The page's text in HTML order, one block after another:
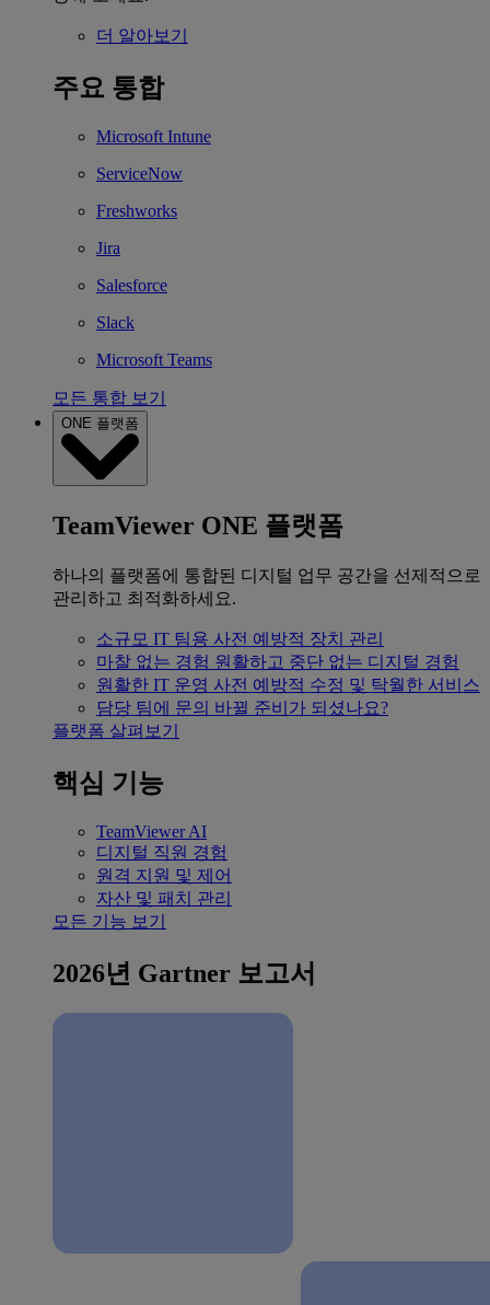
더 알아보기
주요 통합
Microsoft Intune
ServiceNow
Freshworks
Jira
Salesforce
Slack
Microsoft Teams
모든 통합 보기
ONE 플랫폼
TeamViewer ONE 플랫폼
하나의 플랫폼에 통합된 디지털 업무 공간을 선제적으로
관리하고 최적화하세요.
소규모 IT 팀용 사전 예방적 장치 관리
마찰 없는 경험 원활하고 중단 없는 디지털 경험
원활한 IT 운영 사전 예방적 수정 및 탁월한 서비스
담당 팀에 문의 바뀔 준비가 되셨나요?
플랫폼 살펴보기
핵심 기능
TeamViewer AI
디지털 직원 경험
원격 지원 및 제어
자산 및 패치 관리
모든 기능 보기
2026년 Gartner 보고서